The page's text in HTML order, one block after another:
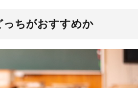
っちがおすすめか